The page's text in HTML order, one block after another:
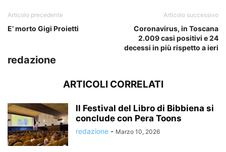
Articolo precedente
E’ morto Gigi Proietti
Articolo successivo
Coronavirus, in Toscana
2.009 casi positivi e 24
decessi in più rispetto a ieri
redazione
ARTICOLI CORRELATI
Il Festival del Libro di Bibbiena si
conclude con Pera Toons
redazione - Marzo 10, 2026